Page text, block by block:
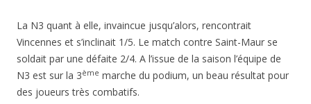
La N3 quant à elle, invaincue jusqu’alors, rencontrait
Vincennes et s’inclinait 1/5. Le match contre Saint-Maur se
soldait par une défaite 2/4. A l’issue de la saison l’équipe de
N3 est sur la 3ème marche du podium, un beau résultat pour
des joueurs très combatifs.